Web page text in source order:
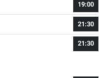
19:00
21:30
21:30